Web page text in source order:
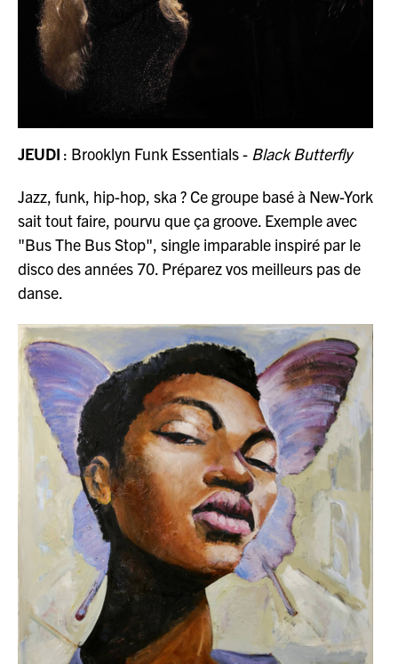
JEUDI : Brooklyn Funk Essentials - Black Butterfly
Jazz, funk, hip-hop, ska ? Ce groupe basé à New-York
sait tout faire, pourvu que ça groove. Exemple avec
"Bus The Bus Stop", single imparable inspiré par le
disco des années 70. Préparez vos meilleurs pas de
danse.